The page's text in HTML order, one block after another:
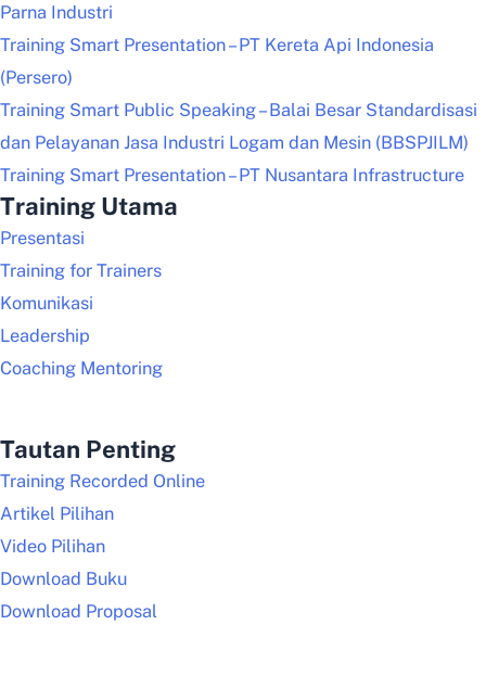
Parna Industri
Training Smart Presentation – PT Kereta Api Indonesia
(Persero)
Training Smart Public Speaking – Balai Besar Standardisasi
dan Pelayanan Jasa Industri Logam dan Mesin (BBSPJILM)
Training Smart Presentation – PT Nusantara Infrastructure
Training Utama
Presentasi
Training for Trainers
Komunikasi
Leadership
Coaching Mentoring
Tautan Penting
Training Recorded Online
Artikel Pilihan
Video Pilihan
Download Buku
Download Proposal